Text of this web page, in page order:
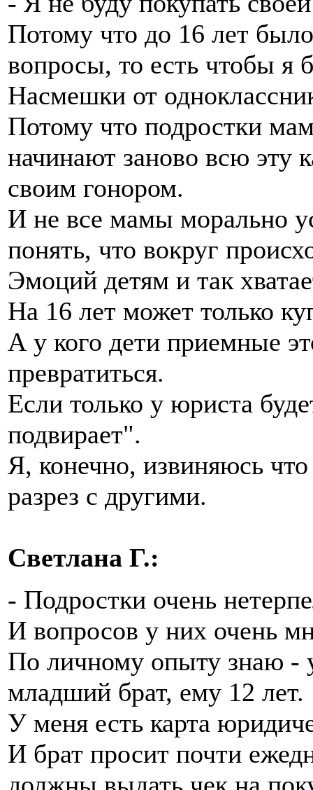
Потому что до 16 лет
вопросы, то есть чтобы я
Насмешки от
Потому что подростки
начинают заново всю эту
своим гонором.
И не все мамы морально
понять, что вокруг
Эмоций детям и так
На 16 лет может только
А у кого дети приемные
превратиться.
Если только у юриста
подвирает".
Я, конечно, извиняюсь
разрез с другими.
Светлана Г.:
- Подростки очень
И вопросов у них очень
По личному опыту знаю -
младший брат, ему 12 лет.
У меня есть карта
И брат просит почти